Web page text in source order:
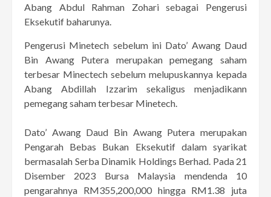
Abang Abdul Rahman Zohari sebagai Pengerusi
Eksekutif baharunya.
Pengerusi Minetech sebelum ini Dato’ Awang Daud
Bin Awang Putera merupakan pemegang saham
terbesar Minectech sebelum melupuskannya kepada
Abang Abdillah Izzarim sekaligus menjadikann
pemegang saham terbesar Minetech.
Dato’ Awang Daud Bin Awang Putera merupakan
Pengarah Bebas Bukan Eksekutif dalam syarikat
bermasalah Serba Dinamik Holdings Berhad. Pada 21
Disember 2023 Bursa Malaysia mendenda 10
pengarahnya RM355,200,000 hingga RM1.38 juta